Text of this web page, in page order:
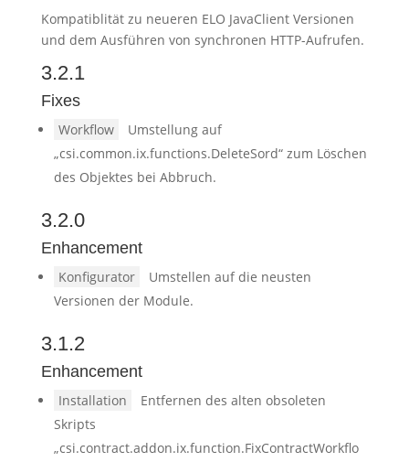
Kompatiblität zu neueren ELO JavaClient Versionen
und dem Ausführen von synchronen HTTP-Aufrufen.
3.2.1
Fixes
Workflow
Umstellung auf
„csi.common.ix.functions.DeleteSord“ zum Löschen
des Objektes bei Abbruch.
3.2.0
Enhancement
Konfigurator
Umstellen auf die neusten
Versionen der Module.
3.1.2
Enhancement
Installation
Entfernen des alten obsoleten
Skripts
„csi.contract.addon.ix.function.FixContractWorkflo